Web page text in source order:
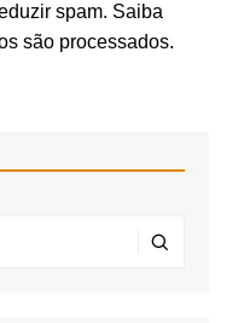
spam. Saiba
são processados.